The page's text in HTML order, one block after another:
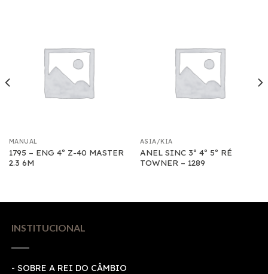
MANUAL
1795 – ENG 4º Z-40 MASTER
2.3 6M
ASIA/KIA
ANEL SINC 3º 4º 5º RÉ
TOWNER – 1289
INSTITUCIONAL
- SOBRE A REI DO CÂMBIO